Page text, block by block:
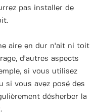
pas installer de
aire en dur n'ait ni toit
d'autres aspects
si vous utilisez
si vous avez posé des
désherber la